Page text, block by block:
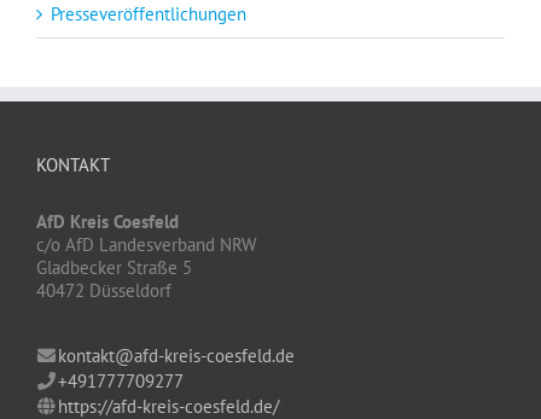
Presseveröffentlichungen
KONTAKT
AfD Kreis Coesfeld
c/o AfD Landesverband NRW
Gladbecker Straße 5
40472 Düsseldorf
kontakt@afd-kreis-coesfeld.de
+491777709277
https://afd-kreis-coesfeld.de/